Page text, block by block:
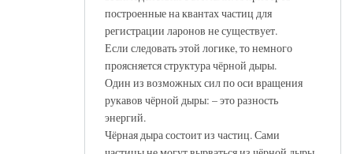
построенные на квантах частиц для
регистрации ларонов не существует.
Если следовать этой логике, то немного
проясняется структура чёрной дыры.
Один из возможных сил по оси вращения
рукавов чёрной дыры: – это разность
энергий.
Чёрная дыра состоит из частиц. Сами